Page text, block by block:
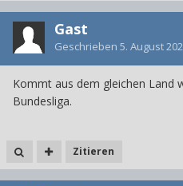
Gast
Geschrieben 5. August
Kommt aus dem gleichen Land
Bundesliga.
Zitieren